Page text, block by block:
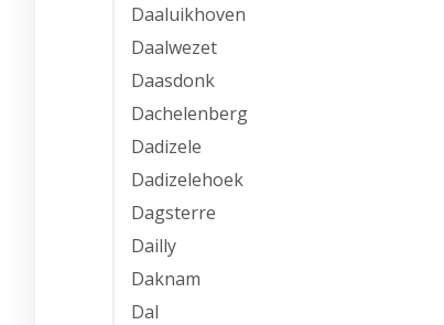
Daaluikhoven
Daalwezet
Daasdonk
Dachelenberg
Dadizele
Dadizelehoek
Dagsterre
Dailly
Daknam
Dal